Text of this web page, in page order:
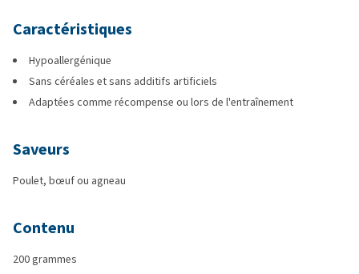
Caractéristiques
Hypoallergénique
Sans céréales et sans additifs artificiels
Adaptées comme récompense ou lors de l'entraînement
Saveurs
Poulet, bœuf ou agneau
Contenu
200 grammes